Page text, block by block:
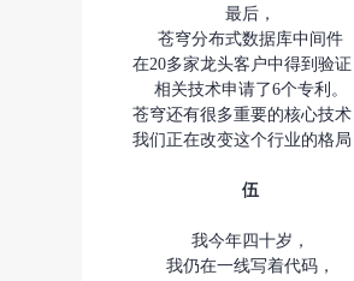
最后，
苍穹分布式数据库中间件
在20多家龙头客户中得到验证
相关技术申请了6个专利。
苍穹还有很多重要的核心技术
我们正在改变这个行业的格局
伍
我今年四十岁，
我仍在一线写着代码，